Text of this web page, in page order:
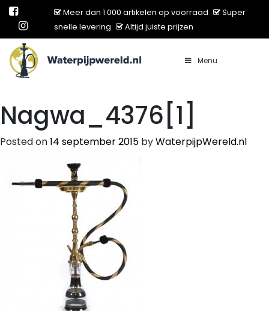
Meer dan 1.000 artikelen op voorraad
Super
snelle levering
Altijd juiste prijzen
Main Navigation Menu
Nagwa_4376[1]
Posted on14 september 2015 byWaterpijpWereld.nl